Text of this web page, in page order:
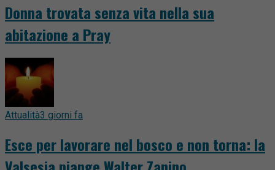
Donna trovata senza vita nella sua
abitazione a Pray
Attualità3 giorni fa
Esce per lavorare nel bosco e non torna: la